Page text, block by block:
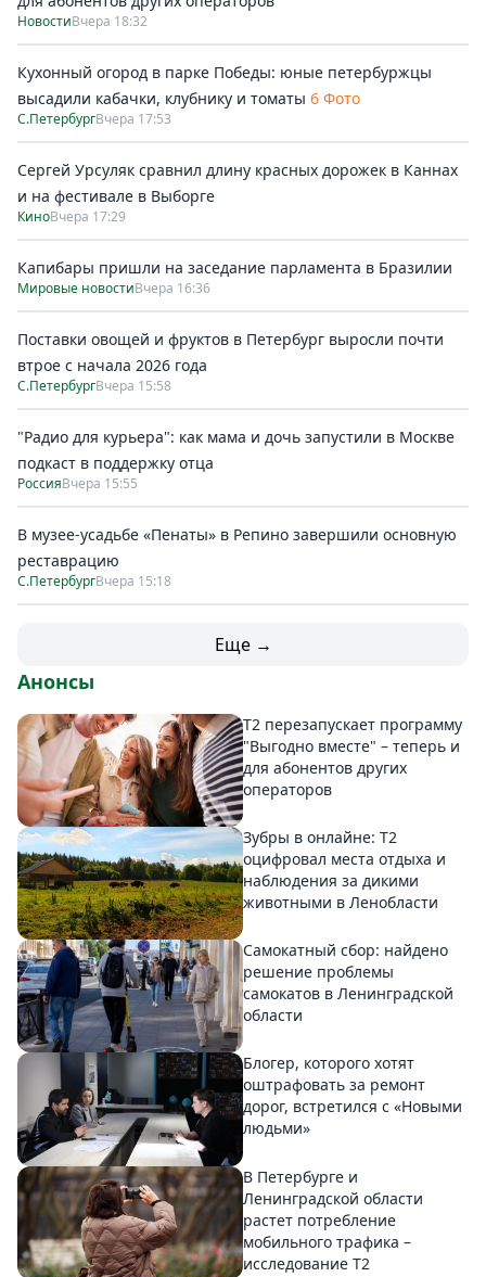
НовостиВчера 18:32
Кухонный огород в парке Победы: юные петербуржцы
высадили кабачки, клубнику и томаты 6 Фото
С.ПетербургВчера 17:53
Сергей Урсуляк сравнил длину красных дорожек в Каннах
и на фестивале в Выборге
КиноВчера 17:29
Капибары пришли на заседание парламента в Бразилии
Мировые новостиВчера 16:36
Поставки овощей и фруктов в Петербург выросли почти
втрое с начала 2026 года
С.ПетербургВчера 15:58
"Радио для курьера": как мама и дочь запустили в Москве
подкаст в поддержку отца
РоссияВчера 15:55
В музее-усадьбе «Пенаты» в Репино завершили основную
реставрацию
С.ПетербургВчера 15:18
Еще →
Анонсы
Т2 перезапускает программу
"Выгодно вместе" – теперь и
для абонентов других
операторов
Зубры в онлайне: Т2
оцифровал места отдыха и
наблюдения за дикими
животными в Ленобласти
Самокатный сбор: найдено
решение проблемы
самокатов в Ленинградской
области
Блогер, которого хотят
оштрафовать за ремонт
дорог, встретился с «Новыми
людьми»
В Петербурге и
Ленинградской области
растет потребление
мобильного трафика –
исследование T2